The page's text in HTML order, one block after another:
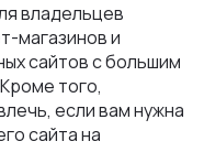
владельцев
магазинов и
сайтов с большим
того,
если вам нужна
сайта на